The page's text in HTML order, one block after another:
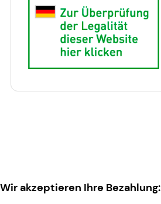
Wir akzeptieren Ihre Bezahlung: